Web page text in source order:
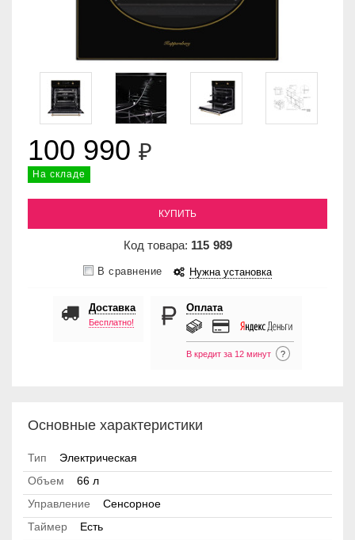
100 990 ₽
На складе
КУПИТЬ
Код товара: 115 989
В сравнение Нужна установка
Доставка
Бесплатно!
Оплата
В кредит за 12 минут ?
Основные характеристики
Тип
Электрическая
Объем
66 л
Управление
Сенсорное
Таймер
Есть